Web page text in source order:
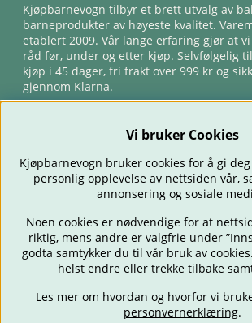
Kjøpbarnevogn tilbyr et brett utvalg av
barneprodukter av høyeste kvalitet.
etablert 2009. Vår lange erfaring gjør at
råd før, under og etter kjøp. Selvfølgelig
kjøp i 45 dager, fri frakt over 999 kr og
gjennom Klarna.
BARNEVOGNER BILSTOLER BABY
FORELDRE
BARNEROMMET LEKER
GAVETIPS
Vi bruker Cookies
Kjøpbarnevogn bruker cookies for å gi
personlig opplevelse av nettsiden vår,
annonsering og sosiale
Noen cookies er nødvendige for at
riktig, mens andre er valgfrie under
godta samtykker du til vår bruk av
helst endre eller trekke tilbake
Les mer om hvordan og hvorfor vi
personvernerklæring.